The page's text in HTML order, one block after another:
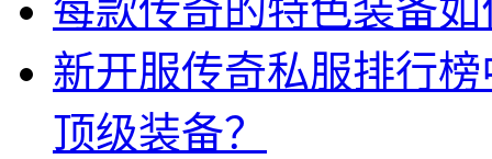
每款传奇的特色装备
新开服传奇私服排行
顶级装备？